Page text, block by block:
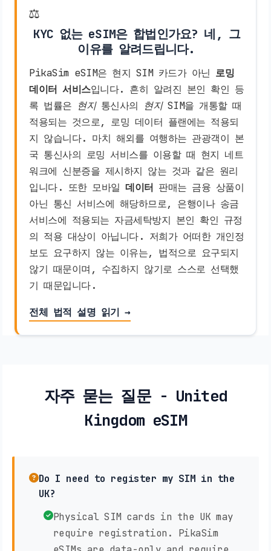
⚖️
KYC 없는 eSIM은 합법인가요? 네, 그
이유를 알려드립니다.
PikaSim eSIM은 현지 SIM 카드가 아닌 로밍
데이터 서비스입니다. 흔히 알려진 본인 확인 등
록 법률은 현지통신사의 현지SIM을 개통할 때
적용되는 것으로, 로밍 데이터 플랜에는 적용되
지 않습니다. 마치 해외를 여행하는 관광객이 본
국 통신사의 로밍 서비스를 이용할 때 현지 네트
워크에 신분증을 제시하지 않는 것과 같은 원리
입니다. 또한 모바일 데이터 판매는 금융 상품이
아닌 통신 서비스에 해당하므로, 은행이나 송금
서비스에 적용되는 자금세탁방지 본인 확인 규정
의 적용 대상이 아닙니다. 저희가 어떠한 개인정
보도 요구하지 않는 이유는, 법적으로 요구되지
않기 때문이며, 수집하지 않기로 스스로 선택했
기 때문입니다.
전체 법적 설명 읽기 →
자주 묻는 질문 - United
Kingdom eSIM
Do I need to register my SIM in the
UK?
Physical SIM cards in the UK may
require registration. PikaSim